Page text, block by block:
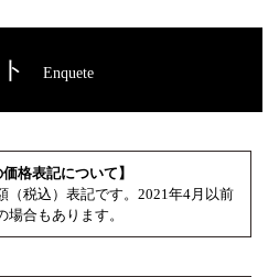
Enquete
価格表記について】
（税込）表記です。2021年4月以前
合もあります。